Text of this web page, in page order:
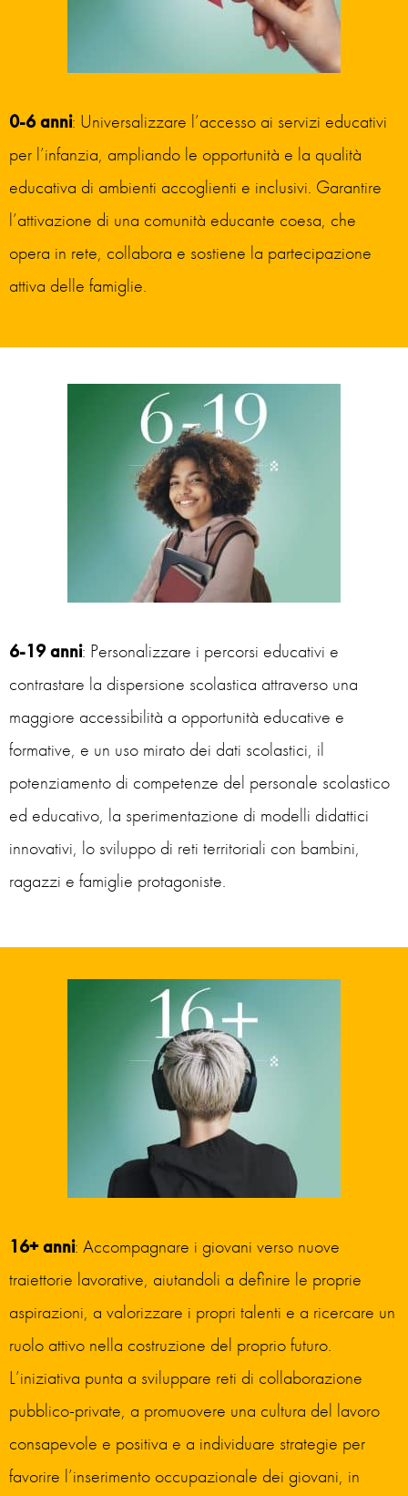
0-6 anni: Universalizzare l’accesso ai servizi educativi
per l’infanzia, ampliando le opportunità e la qualità
educativa di ambienti accoglienti e inclusivi. Garantire
l’attivazione di una comunità educante coesa, che
opera in rete, collabora e sostiene la partecipazione
attiva delle famiglie.
6-19 anni: Personalizzare i percorsi educativi e
contrastare la dispersione scolastica attraverso una
maggiore accessibilità a opportunità educative e
formative, e un uso mirato dei dati scolastici, il
potenziamento di competenze del personale scolastico
ed educativo, la sperimentazione di modelli didattici
innovativi, lo sviluppo di reti territoriali con bambini,
ragazzi e famiglie protagoniste.
16+ anni: Accompagnare i giovani verso nuove
traiettorie lavorative, aiutandoli a definire le proprie
aspirazioni, a valorizzare i propri talenti e a ricercare un
ruolo attivo nella costruzione del proprio futuro.
L’iniziativa punta a sviluppare reti di collaborazione
pubblico-private, a promuovere una cultura del lavoro
consapevole e positiva e a individuare strategie per
favorire l’inserimento occupazionale dei giovani, in